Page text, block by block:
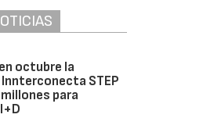
octubre la
STEP
para